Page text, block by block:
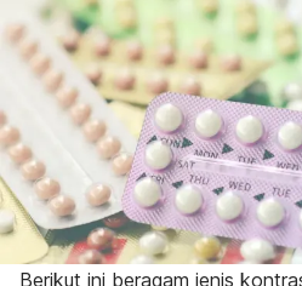
Berikut ini beragam jenis